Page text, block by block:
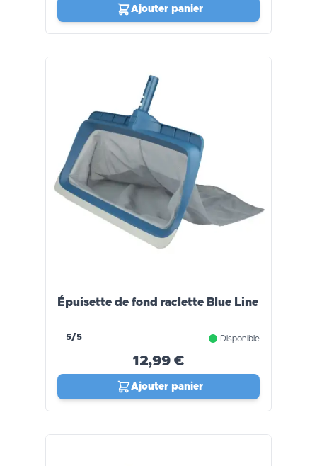
Ajouter panier
Épuisette de fond raclette Blue Line
5/5 Disponible
12,99 €
Ajouter panier